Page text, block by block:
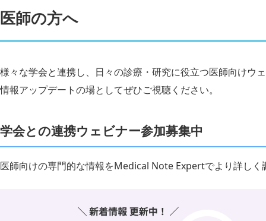
医師の方へ
様々な学会と連携し、日々の診療・研究に役立つ医師向けウ
情報アップデートの場としてぜひご視聴ください。
学会との連携ウェビナー参加募集中
医師向けの専門的な情報をMedical Note Expertでより詳しく